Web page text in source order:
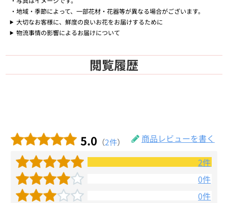
地域・季節によって、一部花材・花器等が異なる場合がございます。
大切なお客様に、鮮度の良いお花をお届けするために
物流事情の影響によるお届けについて
閲覧履歴
5.0 （2件）
商品レビューを書く
2件
0件
0件